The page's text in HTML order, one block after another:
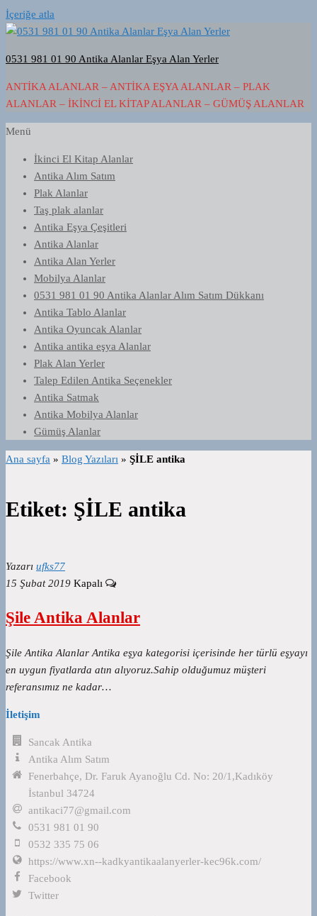
İçeriğe atla
0531 981 01 90 Antika Alanlar Eşya Alan Yerler
ANTIKA ALANLAR – ANTIKA EŞYA ALANLAR – PLAK
ALANLAR – İKINCI EL KITAP ALANLAR – GÜMÜŞ ALANLAR
Menü
İkinci El Kitap Alanlar
Antika Alım Satım
Plak Alanlar
Taş plak alanlar
Antika Eşya Çeşitleri
Antika Alanlar
Antika Alan Yerler
Mobilya Alanlar
0531 981 01 90 Antika Alanlar Alım Satım Dükkanı
Antika Tablo Alanlar
Antika Oyuncak Alanlar
Antika antika eşya Alanlar
Plak Alan Yerler
Talep Edilen Antika Seçenekler
Antika Satmak
Antika Mobilya Alanlar
Gümüş Alanlar
Ana sayfa » Blog Yazıları » ŞİLE antika
Etiket: ŞİLE antika
Yazarı ufks77
15 Şubat 2019 Kapalı
Şile Antika Alanlar
Şile Antika Alanlar Antika eşya kategorisi içerisinde her türlü eşyayı
en uygun fiyatlarda atın alıyoruz.Sahip olduğumuz müşteri
referansımız ne kadar…
İletişim
Sancak Antika
Antika Alım Satım
Fenerbahçe, Dr. Faruk Ayanoğlu Cd. No: 20/1,Kadıköy
İstanbul 34724
antikaci77@gmail.com
0531 981 01 90
0532 335 75 06
https://www.xn--kadkyantikaalanyerler-kec96k.com/
Facebook
Twitter